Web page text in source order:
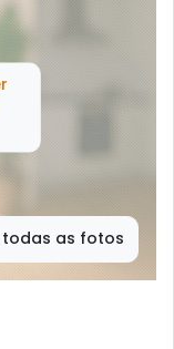
todas as fotos